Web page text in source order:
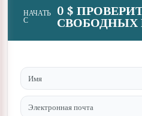
НАЧАТЬ
С
0 $
СВОБОДНЫХ